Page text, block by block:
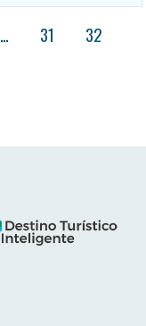
… 31
32